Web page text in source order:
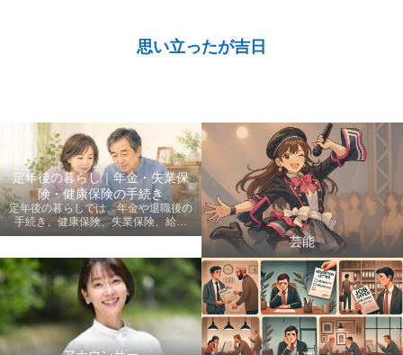
思い立ったが吉日
定年後の暮らし｜年金・失業保
険・健康保険の手続き
定年後の暮らしでは、年金や退職後の
手続き、健康保険、失業保険、給付
金、医療費など、老後に知っておきた
します。
芸能